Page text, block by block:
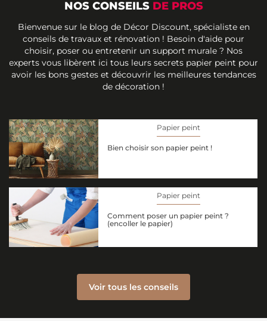
NOS CONSEILS DE PROS
Bienvenue sur le blog de Décor Discount, spécialiste en
conseils de travaux et rénovation ! Besoin d'aide pour
choisir, poser ou entretenir un support murale ? Nos
experts vous libèrent ici tous leurs secrets papier peint pour
avoir les bons gestes et découvrir les meilleures tendances
de décoration !
Papier peint
Bien choisir son papier peint !
Papier peint
Comment poser un papier peint ?
(encoller le papier)
Voir tous les conseils